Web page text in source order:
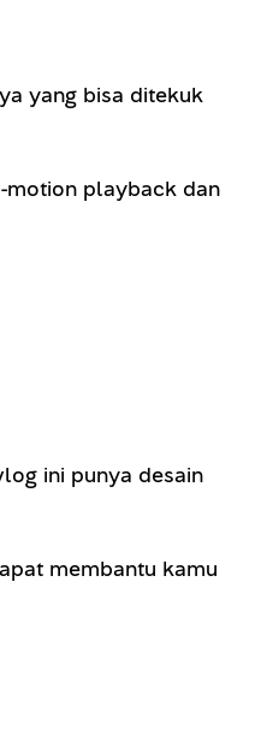
yang bisa ditekuk
motion playback dan
ini punya desain
membantu kamu